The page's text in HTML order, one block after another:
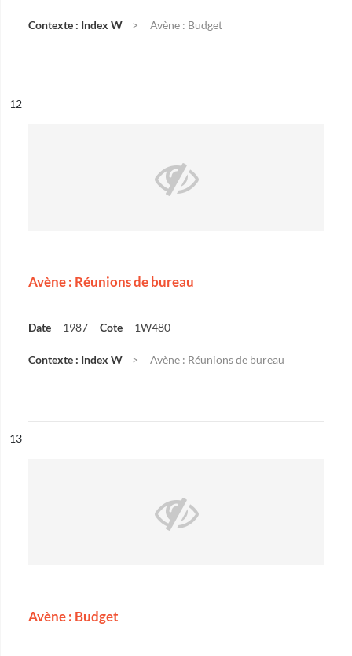
Contexte : Index W Avène : Budget
n°
12
Avène : Réunions de bureau
Date 1987 Cote 1W480
Contexte : Index W Avène : Réunions de bureau
n°
13
Avène : Budget